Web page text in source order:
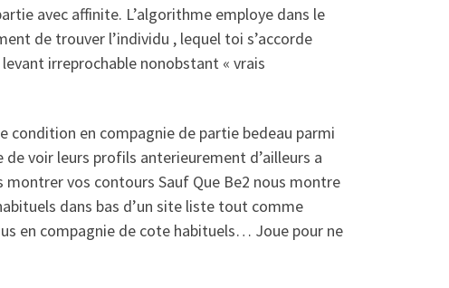
avec affinite. L’algorithme employe dans le
de trouver l’individu , lequel toi s’accorde
irreprochable nonobstant « vrais
condition en compagnie de partie bedeau parmi
voir leurs profils anterieurement d’ailleurs a
vos contours Sauf Que Be2 nous montre
dans bas d’un site liste tout comme
en compagnie de cote habituels… Joue pour ne